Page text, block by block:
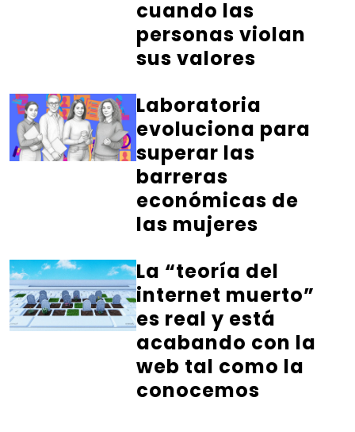
cuando las
personas violan
sus valores
Laboratoria
evoluciona para
superar las
barreras
económicas de
las mujeres
La “teoría del
internet muerto”
es real y está
acabando con la
web tal como la
conocemos